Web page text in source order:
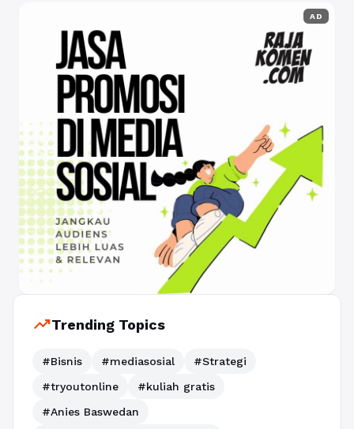
AD
trending_upTrending Topics
#Bisnis #mediasosial
#Strategi
#tryoutonline
#kuliah gratis
#Anies Baswedan